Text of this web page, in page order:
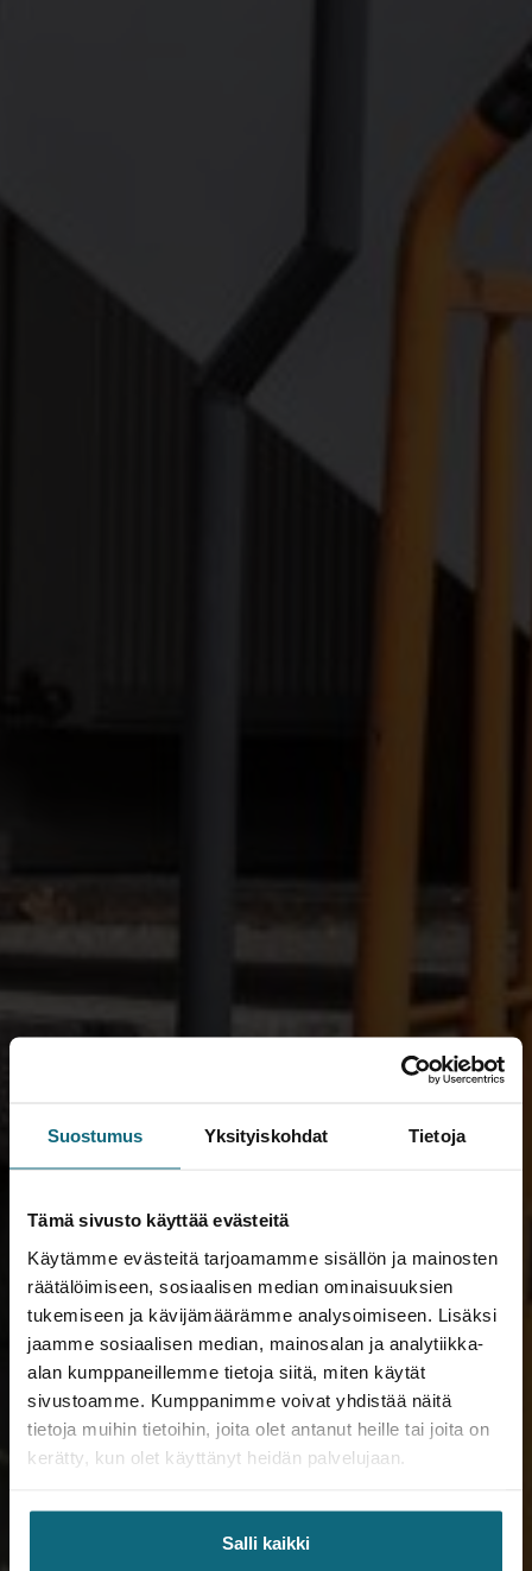
Suostumus Yksityiskohdat Tietoja
Tämä sivusto käyttää evästeitä
Käytämme evästeitä tarjoamamme sisällön ja mainosten
räätälöimiseen, sosiaalisen median ominaisuuksien
tukemiseen ja kävijämäärämme analysoimiseen. Lisäksi
jaamme sosiaalisen median, mainosalan ja analytiikka-
alan kumppaneillemme tietoja siitä, miten käytät
sivustoamme. Kumppanimme voivat yhdistää näitä
tietoja muihin tietoihin, joita olet antanut heille tai joita on
kerätty, kun olet käyttänyt heidän palvelujaan.
Salli kaikki